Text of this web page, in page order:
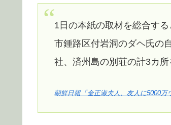
1日の本紙の取材を総合す
市鍾路区付岩洞のダヘ氏の
社、済州島の別荘の計3カ所
朝鮮日報「金正淑夫人、友人に5000万